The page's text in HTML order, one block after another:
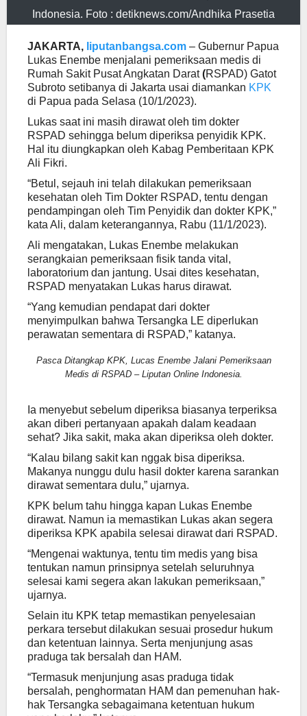
Indonesia. Foto : detiknews.com/Andhika Prasetia
JAKARTA, liputanbangsa.com – Gubernur Papua
Lukas Enembe menjalani pemeriksaan medis di
Rumah Sakit Pusat Angkatan Darat(RSPAD) Gatot
Subroto setibanya di Jakarta usai diamankan KPK
di Papua pada Selasa (10/1/2023).
Lukas saat ini masih dirawat oleh tim dokter
RSPAD sehingga belum diperiksa penyidik KPK.
Hal itu diungkapkan oleh Kabag Pemberitaan KPK
Ali Fikri.
“Betul, sejauh ini telah dilakukan pemeriksaan
kesehatan oleh Tim Dokter RSPAD, tentu dengan
pendampingan oleh Tim Penyidik dan dokter KPK,”
kata Ali, dalam keterangannya, Rabu (11/1/2023).
Ali mengatakan, Lukas Enembe melakukan
serangkaian pemeriksaan fisik tanda vital,
laboratorium dan jantung. Usai dites kesehatan,
RSPAD menyatakan Lukas harus dirawat.
“Yang kemudian pendapat dari dokter
menyimpulkan bahwa Tersangka LE diperlukan
perawatan sementara di RSPAD,” katanya.
Pasca Ditangkap KPK, Lucas Enembe Jalani Pemeriksaan
Medis di RSPAD – Liputan Online Indonesia.
Ia menyebut sebelum diperiksa biasanya terperiksa
akan diberi pertanyaan apakah dalam keadaan
sehat? Jika sakit, maka akan diperiksa oleh dokter.
“Kalau bilang sakit kan nggak bisa diperiksa.
Makanya nunggu dulu hasil dokter karena sarankan
dirawat sementara dulu,” ujarnya.
KPK belum tahu hingga kapan Lukas Enembe
dirawat. Namun ia memastikan Lukas akan segera
diperiksa KPK apabila selesai dirawat dari RSPAD.
“Mengenai waktunya, tentu tim medis yang bisa
tentukan namun prinsipnya setelah seluruhnya
selesai kami segera akan lakukan pemeriksaan,”
ujarnya.
Selain itu KPK tetap memastikan penyelesaian
perkara tersebut dilakukan sesuai prosedur hukum
dan ketentuan lainnya. Serta menjunjung asas
praduga tak bersalah dan HAM.
“Termasuk menjunjung asas praduga tidak
bersalah, penghormatan HAM dan pemenuhan hak-
hak Tersangka sebagaimana ketentuan hukum